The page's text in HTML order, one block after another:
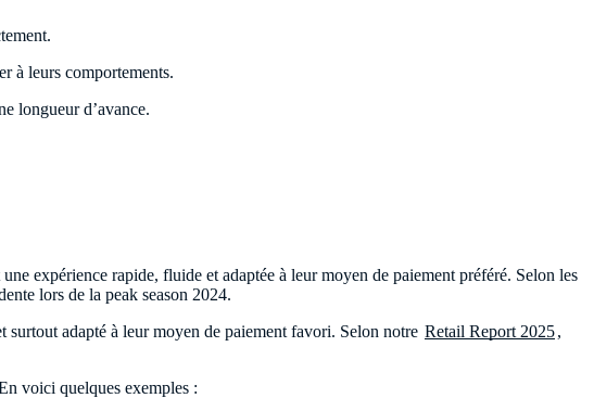
à leurs comportements.
longueur d’avance.
expérience rapide, fluide et adaptée à leur moyen de paiement préféré. Selon les
lors de la peak season 2024.
surtout adapté à leur moyen de paiement favori. Selon notre Retail Report 2025,
voici quelques exemples :